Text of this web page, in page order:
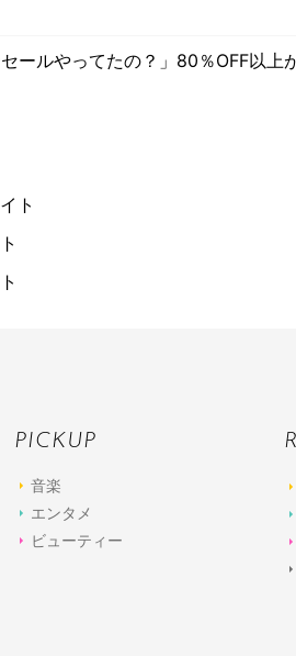
セールやってたの？」80％OFF以
ト
PICKUP
音楽
エンタメ
ビューティー